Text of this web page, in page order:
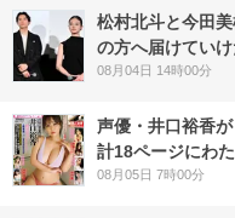
松村北斗と今田
の方へ届けていけ
08月04日 14時00分
声優・井口裕香
計18ページにわ
08月05日 7時00分